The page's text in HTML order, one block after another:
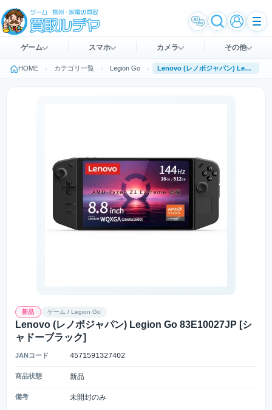
ゲーム スマホ カメラ その他
HOME カテゴリ一覧 Legion Go Lenovo (レノボジャパン) Legion Go 83E10027JP [シャドーブラック]
新品 ゲーム / Legion Go
Lenovo (レノボジャパン) Legion Go 83E10027JP [シ
ャドーブラック]
JANコード 4571591327402
商品状態 新品
備考 未開封のみ